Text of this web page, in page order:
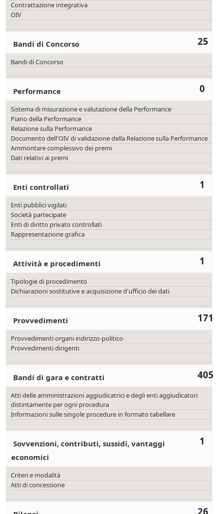
Contrattazione integrativa
OIV
25
Bandi di Concorso
Bandi di Concorso
0
Performance
Sistema di misurazione e valutazione della Performance
Piano della Performance
Relazione sulla Performance
Documento dell'OIV di validazione della Relazione sulla Performance
Ammontare complessivo dei premi
Dati relativi ai premi
1
Enti controllati
Enti pubblici vigilati
Società partecipate
Enti di diritto privato controllati
Rappresentazione grafica
1
Attività e procedimenti
Tipologie di procedimento
Dichiarazioni sostitutive e acquisizione d'ufficio dei dati
171
Provvedimenti
Provvedimenti organi indirizzo-politico
Provvedimenti dirigenti
405
Bandi di gara e contratti
Atti delle amministrazioni aggiudicatrici e degli enti aggiudicatori
distintamente per ogni procedura
Informazioni sulle singole procedure in formato tabellare
1
Sovvenzioni, contributi, sussidi, vantaggi
economici
Criteri e modalità
Atti di concessione